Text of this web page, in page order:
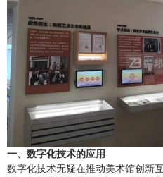
一、数字化技术的应用
数字化技术无疑在推动美术馆创新